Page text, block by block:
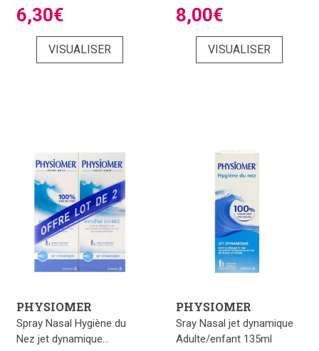
6,30€
VISUALISER
8,00€
VISUALISER
PHYSIOMER
Spray Nasal Hygiène du
Nez jet dynamique...
PHYSIOMER
Sray Nasal jet dynamique
Adulte/enfant 135ml